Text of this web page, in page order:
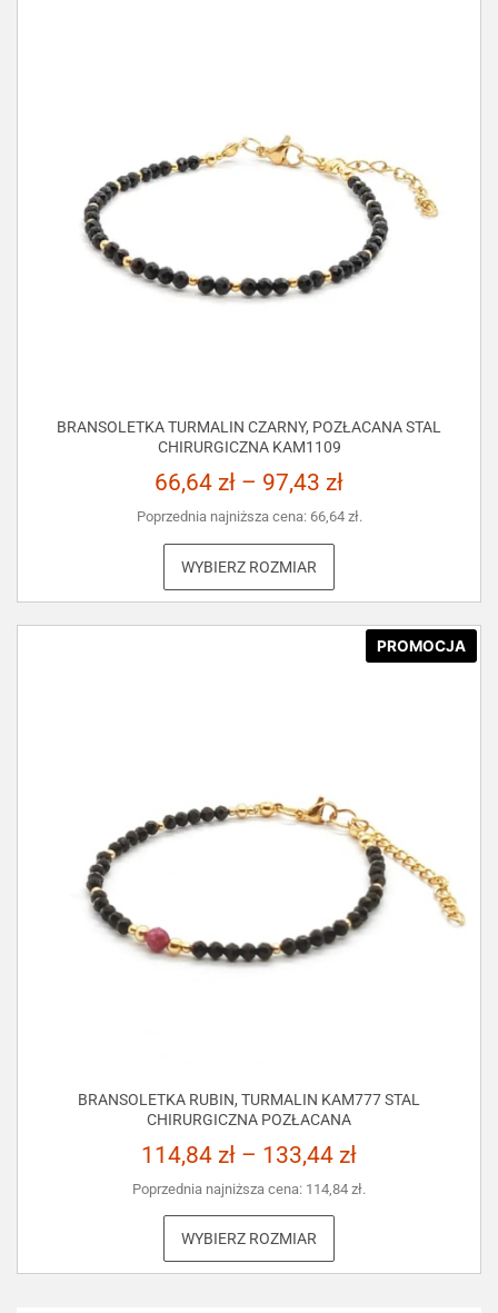
BRANSOLETKA TURMALIN CZARNY, POZŁACANA STAL
CHIRURGICZNA KAM1109
66,64 zł – 97,43 zł
Poprzednia najniższa cena: 66,64 zł.
WYBIERZ ROZMIAR
PROMOCJA
BRANSOLETKA RUBIN, TURMALIN KAM777 STAL
CHIRURGICZNA POZŁACANA
114,84 zł – 133,44 zł
Poprzednia najniższa cena: 114,84 zł.
WYBIERZ ROZMIAR